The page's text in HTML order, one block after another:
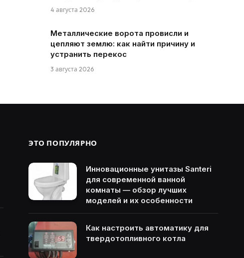
4 августа 2026
Металлические ворота провисли и
цепляют землю: как найти причину и
устранить перекос
3 августа 2026
ЭТО ПОПУЛЯРНО
Инновационные унитазы Santeri
для современной ванной
комнаты — обзор лучших
моделей и их особенности
Как настроить автоматику для
твердотопливного котла